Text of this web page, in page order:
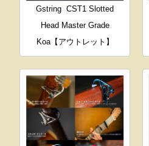
Gstring CST1 Slotted
Head Master Grade
Koa【アウトレット】